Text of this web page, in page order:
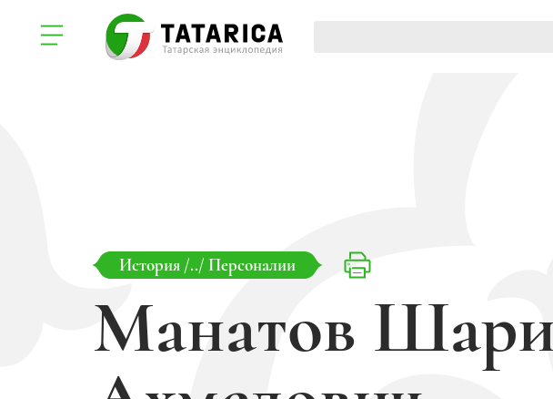
История /../ Персоналии
Манатов